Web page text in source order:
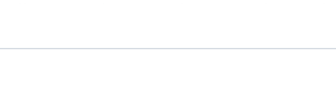
alle vibrazioni notturne)